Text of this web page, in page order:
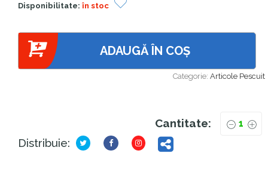
Categorie: Articole Pescuit
Disponibilitate: în stoc
ADAUGĂ ÎN COȘ
Cantitate:
Distribuie: